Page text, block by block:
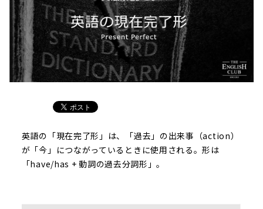
英語の「現在完了形」は、「過去」の出来事（action）
が「今」につながっているときに使用される。形は
「have/has + 動詞の過去分詞形」。